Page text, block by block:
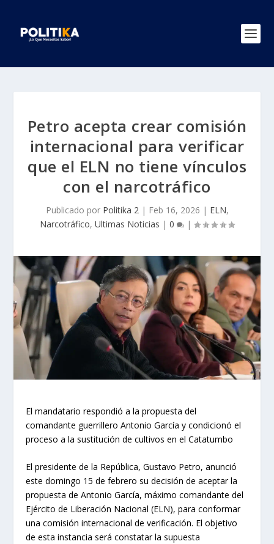
Petro acepta crear comisión
internacional para verificar
que el ELN no tiene vínculos
con el narcotráfico
Publicado por Politika 2| Feb 16, 2026 | ELN,
Narcotráfico, Ultimas Noticias | 0 |
El mandatario respondió a la propuesta del
comandante guerrillero Antonio García y condicionó el
proceso a la sustitución de cultivos en el Catatumbo
El presidente de la República, Gustavo Petro, anunció
este domingo 15 de febrero su decisión de aceptar la
propuesta de Antonio García, máximo comandante del
Ejército de Liberación Nacional (ELN), para conformar
una comisión internacional de verificación. El objetivo
de esta instancia será constatar la supuesta